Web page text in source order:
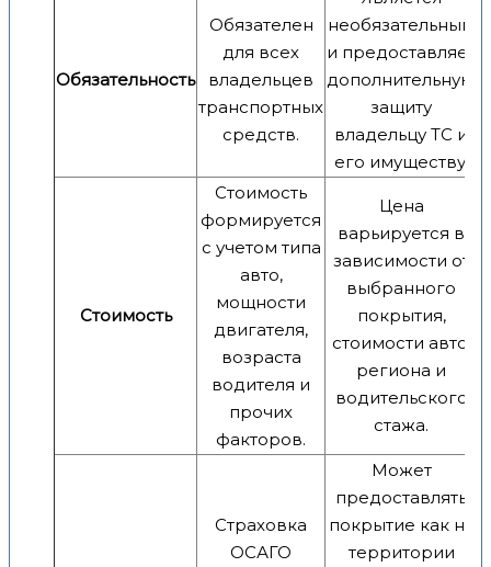
Обязательность
Обязателен
для всех
владельцев
транспортных
средств.
необязательным
и предоставляет
дополнительную
защиту
владельцу ТС и
его имуществу.
Стоимость
Стоимость
формируется
с учетом типа
авто,
мощности
двигателя,
возраста
водителя и
прочих
факторов.
Цена
варьируется в
зависимости от
выбранного
покрытия,
стоимости авто,
региона и
водительского
стажа.
Страховка
ОСАГО
Может
предоставлять
покрытие как на
территории